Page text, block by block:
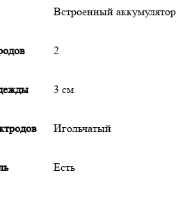
Встроенный аккумулятор
2
3 см
Игольчатый
Есть